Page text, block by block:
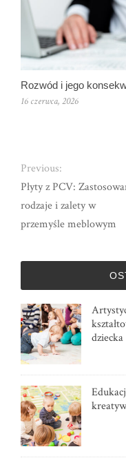
Rozwód i jego
16 czerwca, 2026
Previous:
Płyty z PCV:
rodzaje i zalety w
przemyśle meblowym
dziecka